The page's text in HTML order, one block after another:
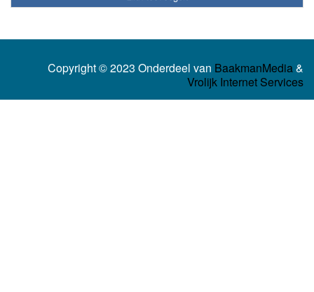
Copyright © 2023 Onderdeel van BaakmanMedia&
Vrolijk Internet Services